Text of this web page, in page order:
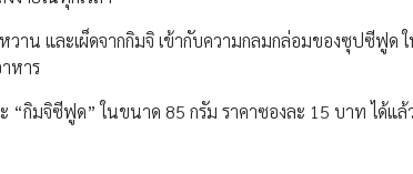
าน และเผ็ดจากกิมจิ เข้ากับความกลมกล่อมของซุปซีฟูด
หาร
“กิมจิซีฟูด” ในขนาด 85 กรัม ราคาซองละ 15 บาท ได้แ